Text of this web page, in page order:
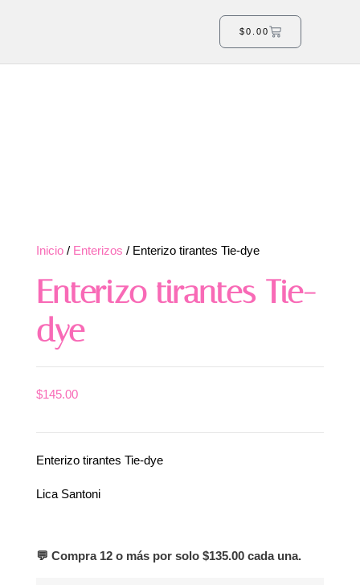
$0.00
Inicio / Enterizos / Enterizo tirantes Tie-dye
Enterizo tirantes Tie-
dye
$145.00
Enterizo tirantes Tie-dye
Lica Santoni
💬 Compra 12 o más por solo $135.00 cada una.